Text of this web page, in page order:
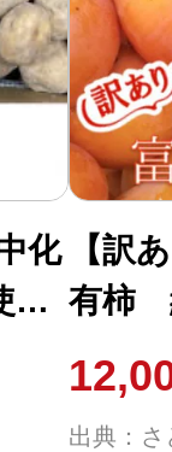
化
用
も
【訳
有柿
個)
出典：さ